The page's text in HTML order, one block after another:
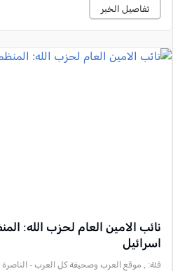
تفاصيل الخبر
نائب الامين العام لحزب الله:
اسرائيل
فئة: